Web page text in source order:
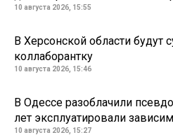
10 августа 2026, 15:55
В Херсонской области будут
коллаборантку
10 августа 2026, 15:46
В Одессе разоблачили
лет эксплуатировали
10 августа 2026, 15:27